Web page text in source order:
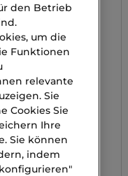
den Betrieb
um die
Funktionen
relevante
Sie
Cookies Sie
Ihre
Sie können
indem